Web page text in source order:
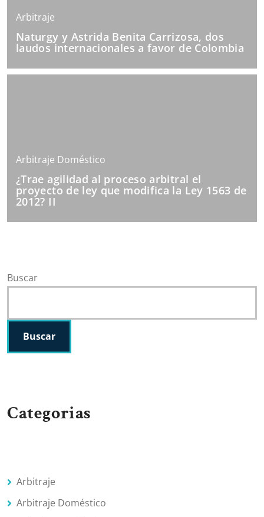
Arbitraje
Naturgy y Astrida Benita Carrizosa, dos
laudos internacionales a favor de Colombia
Arbitraje Doméstico
¿Trae agilidad al proceso arbitral el
proyecto de ley que modifica la Ley 1563 de
2012? II
Buscar
Buscar
Categorias
Arbitraje
Arbitraje Doméstico